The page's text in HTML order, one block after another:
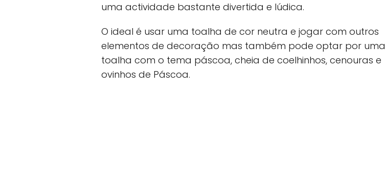
uma actividade bastante divertida e lúdica.
O ideal é usar uma toalha de cor neutra e jogar com outros
elementos de decoração mas também pode optar por uma
toalha com o tema páscoa, cheia de coelhinhos, cenouras e
ovinhos de Páscoa.